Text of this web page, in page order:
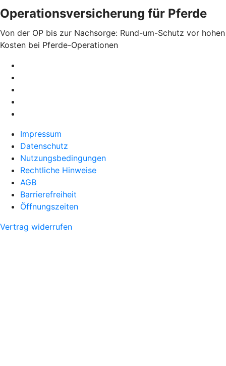
Operationsversicherung für Pferde
Von der OP bis zur Nachsorge: Rund-um-Schutz vor hohen
Kosten bei Pferde-Operationen
Impressum
Datenschutz
Nutzungsbedingungen
Rechtliche Hinweise
AGB
Barrierefreiheit
Öffnungszeiten
Vertrag widerrufen